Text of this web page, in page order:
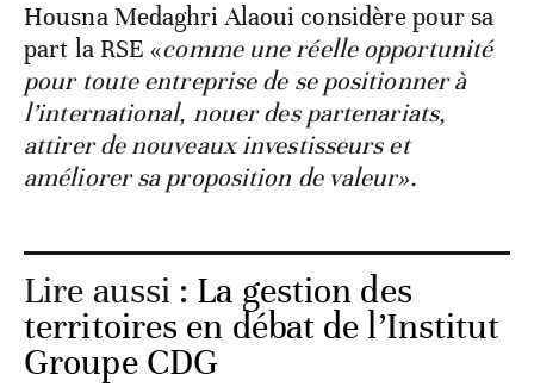
Housna Medaghri Alaoui considère pour sa
part la RSE «comme une réelle opportunité
pour toute entreprise de se positionner à
l’international, nouer des partenariats,
attirer de nouveaux investisseurs et
améliorer sa proposition de valeur».
Lire aussi : La gestion des
territoires en débat de l’Institut
Groupe CDG